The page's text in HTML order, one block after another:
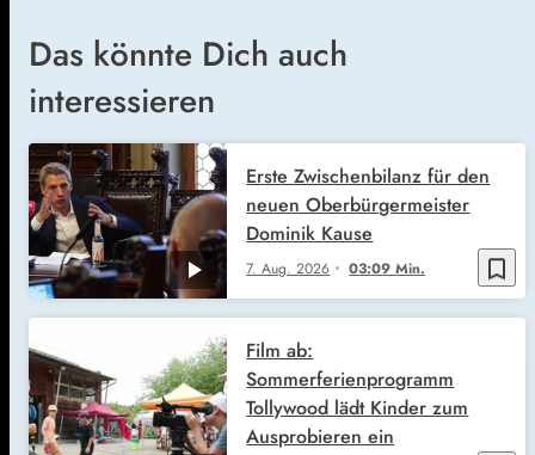
Das könnte Dich auch
interessieren
bookmark_border
7. Aug. 2026 03:09 Min.
Erste Zwischenbilanz für den
neuen Oberbürgermeister
Dominik Kause
Film ab:
Sommerferienprogramm
Tollywood lädt Kinder zum
Ausprobieren ein